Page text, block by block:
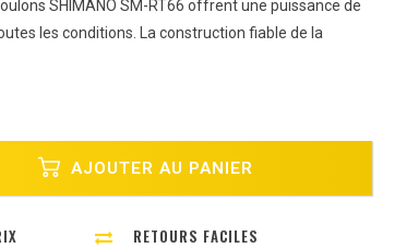
SHIMANO SM-RT66 offrent une puissance de
les conditions. La construction fiable de la
AJOUTER AU PANIER
RETOURS FACILES